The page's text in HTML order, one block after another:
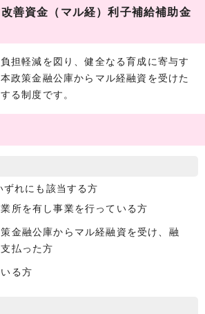
善資金（マル経）利子補給補助金
担軽減を図り、健全なる育成に寄与す
政策金融公庫からマル経融資を受けた
る制度です。
ずれにも該当する方
所を有し事業を行っている方
金融公庫からマル経融資を受け、融
払った方
る方